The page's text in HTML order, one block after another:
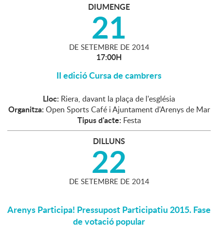
DIUMENGE
21
DE SETEMBRE DE 2014
17:00H
II edició Cursa de cambrers
Lloc: Riera, davant la plaça de l'església
Organitza: Open Sports Café i Ajuntament d'Arenys de Mar
Tipus d'acte: Festa
DILLUNS
22
DE SETEMBRE DE 2014
Arenys Participa! Pressupost Participatiu 2015. Fase
de votació popular